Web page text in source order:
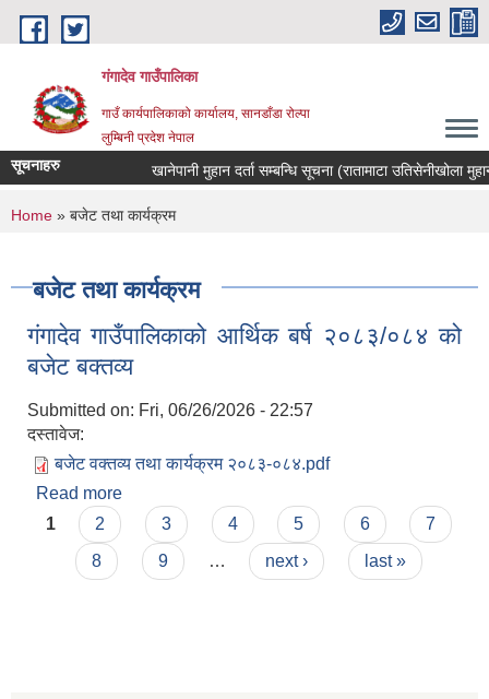
Skip to main content
गंगादेव गाउँपालिका
गाउँ कार्यपालिकाको कार्यालय, सानडाँडा रोल्पा
लुम्बिनी प्रदेश नेपाल
सूचनाहरु खानेपानी मुहान दर्ता सम्बन्धि सूचना (रातामाटा उतिसेनीखोला मुहान)
You are here
Home » बजेट तथा कार्यक्रम
बजेट तथा कार्यक्रम
गंगादेव गाउँपालिकाको आर्थिक बर्ष २०८३/०८४ को
बजेट बक्तव्य
Submitted on: Fri, 06/26/2026 - 22:57
दस्तावेज:
बजेट वक्तव्य तथा कार्यक्रम २०८३-०८४.pdf
Read more
बजेट बक्तव्य
Pages
1 2 3 4 5 6
7
8
9 … next › last »